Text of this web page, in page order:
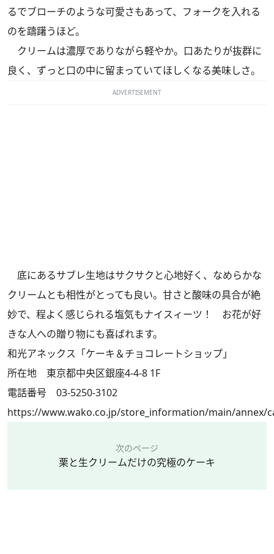
るでブローチのような可愛さもあって、フォークを入れる
のを躊躇うほど。
クリームは濃厚でありながら軽やか。口あたりが抜群に
良く、ずっと口の中に留まっていてほしくなる美味しさ。
ADVERTISEMENT
底にあるサブレ生地はサクサクと心地好く、なめらかな
クリームとも相性がとっても良い。甘さと酸味の具合が絶
妙で、程よく感じられる塩気もナイスィーツ！ お花が好
きな人への贈り物にも喜ばれます。
和光アネックス「ケーキ＆チョコレートショップ」
所在地 東京都中央区銀座4-4-8 1F
電話番号 03-5250-3102
https://www.wako.co.jp/store_information/main/annex/
次のページ
栗と生クリームだけの究極のケーキ